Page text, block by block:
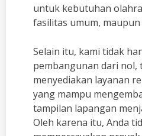
untuk kebutuhan
fasilitas umum,
Selain itu, kami tidak
pembangunan dari nol,
menyediakan layanan
yang mampu
tampilan lapangan
Oleh karena itu, Anda